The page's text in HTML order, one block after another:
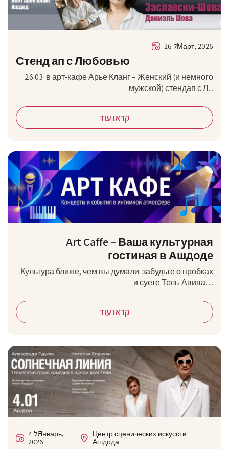
26 לМарт, 2026
Стенд ап с Любовью
26.03 в арт-кафе Арье Кланг – Женский (и немного
мужской) стендап с Л...
קראו עוד
Art Caffe – Ваша культурная
гостиная в Ашдоде
Культура ближе, чем вы думали: забудьте о пробках
и суете Тель-Авива. ...
קראו עוד
Центр сценических искусств
Ашдода
4 לЯнварь,
2026